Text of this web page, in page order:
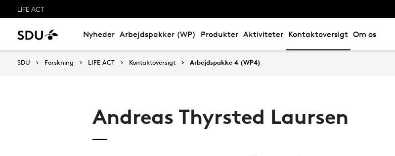
LIFE ACT
Nyheder Arbejdspakker (WP) Produkter Aktiviteter Kontaktoversigt Om os
SDU Forskning LIFE ACT Kontaktoversigt Arbejdspakke 4 (WP4)
Andreas Thyrsted Laursen